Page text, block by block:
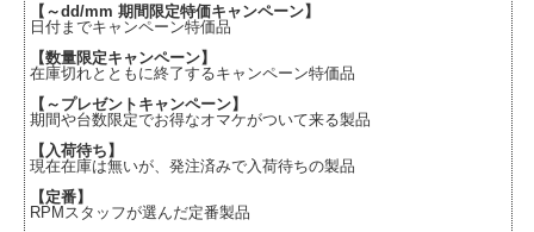
【～dd/mm 期間限定特価キャンペーン】
日付までキャンペーン特価品
【数量限定キャンペーン】
在庫切れとともに終了するキャンペーン特価品
【～プレゼントキャンペーン】
期間や台数限定でお得なオマケがついて来る製品
【入荷待ち】
現在在庫は無いが、発注済みで入荷待ちの製品
【定番】
RPMスタッフが選んだ定番製品